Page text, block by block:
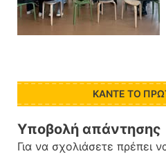
ΚΆΝΤΕ ΤΟ
Υποβολή απάντησης
Για να σχολιάσετε πρέπει